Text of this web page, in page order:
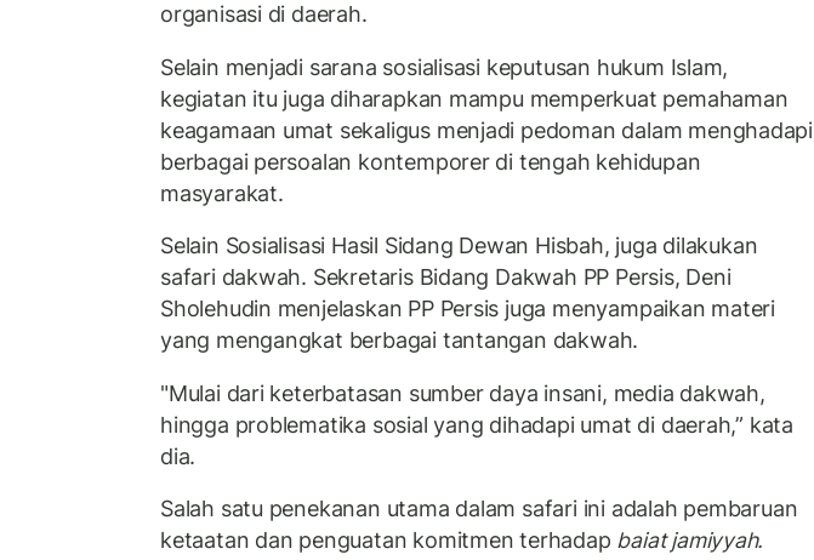
organisasi di daerah.
Selain menjadi sarana sosialisasi keputusan hukum Islam,
kegiatan itu juga diharapkan mampu memperkuat pemahaman
keagamaan umat sekaligus menjadi pedoman dalam menghadapi
berbagai persoalan kontemporer di tengah kehidupan
masyarakat.
Selain Sosialisasi Hasil Sidang Dewan Hisbah, juga dilakukan
safari dakwah. Sekretaris Bidang Dakwah PP Persis, Deni
Sholehudin menjelaskan PP Persis juga menyampaikan materi
yang mengangkat berbagai tantangan dakwah.
"Mulai dari keterbatasan sumber daya insani, media dakwah,
hingga problematika sosial yang dihadapi umat di daerah,” kata
dia.
Salah satu penekanan utama dalam safari ini adalah pembaruan
ketaatan dan penguatan komitmen terhadap baiat jamiyyah.